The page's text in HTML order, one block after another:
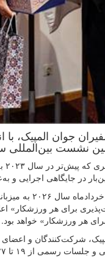
جوان المپیک، با
در جایگاهی اجرایی و
شصت‌وششمین
برای هر ورزشکار»
هر ورزشکار» خواهد بود.